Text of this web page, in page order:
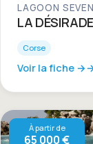
LAGOON
LA DÉSIRADE
Corse
Voir la fiche →
À partir de
65 000 €